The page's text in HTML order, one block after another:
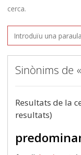
cerca.
Sinònims de
Resultats de la
resultats)